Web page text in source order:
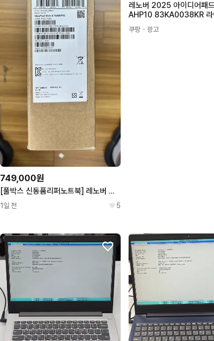
749,000원
[풀박스 신동품리퍼노트북] 레노버 아이디어패드 Slim5 15ARP10 / 라이젠7 7735HS / 15.3인치 / 정품가방
1일 전 5
레노버 2025 아이디어패
AHP10 83KA0038KR 라
0시리즈 8GB 256GB
스 15인치 노트북 랩탑 놋북
쿠팡 ・광고